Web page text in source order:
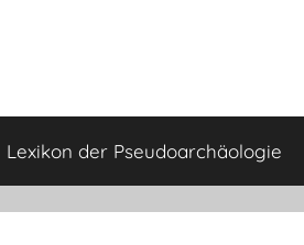
Lexikon der Pseudoarchäologie